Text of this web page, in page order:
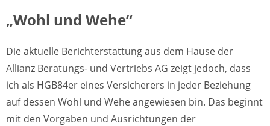
„Wohl und Wehe“
Die aktuelle Berichterstattung aus dem Hause der
Allianz Beratungs- und Vertriebs AG zeigt jedoch, dass
ich als HGB84er eines Versicherers in jeder Beziehung
auf dessen Wohl und Wehe angewiesen bin. Das beginnt
mit den Vorgaben und Ausrichtungen der